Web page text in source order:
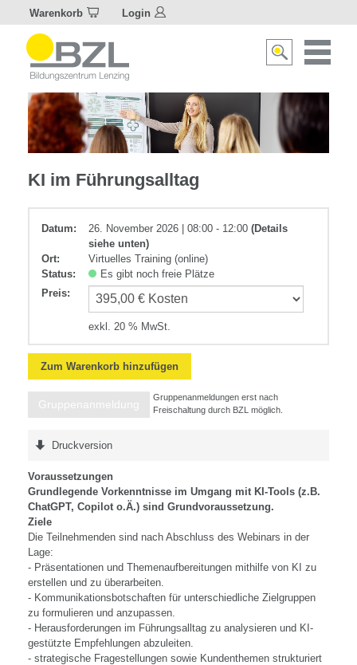
Warenkorb Login
Suche
Führungskompetenz
KI im Führungsalltag
Datum: 26. November 2026 | 08:00 - 12:00 (Details
siehe unten)
Ort:
Virtuelles Training (online)
Status:
Es gibt noch freie Plätze
Preis:
exkl. 20 % MwSt.
Zum Warenkorb hinzufügen
Gruppenanmeldung
Gruppenanmeldungen erst nach
Freischaltung durch BZL möglich.
Druckversion
Voraussetzungen
Grundlegende Vorkenntnisse im Umgang mit KI-Tools (z.B.
ChatGPT, Copilot o.Ä.) sind Grundvoraussetzung.
Ziele
Die Teilnehmenden sind nach Abschluss des Webinars in der
Lage:
- Präsentationen und Themenaufbereitungen mithilfe von KI zu
erstellen und zu überarbeiten.
- Kommunikationsbotschaften für unterschiedliche Zielgruppen
zu formulieren und anzupassen.
- Herausforderungen im Führungsalltag zu analysieren und KI-
gestützte Empfehlungen abzuleiten.
- strategische Fragestellungen sowie Kundenthemen strukturiert